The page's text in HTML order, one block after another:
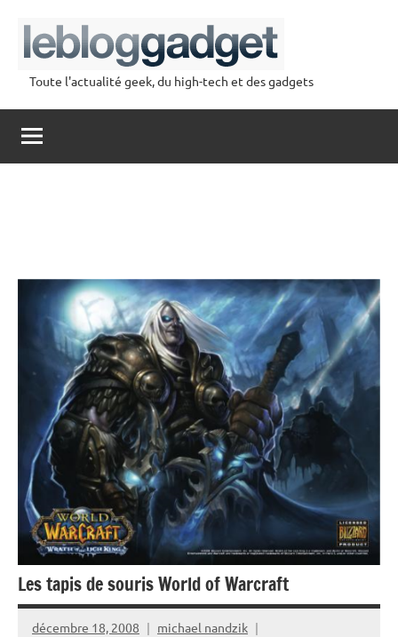
contenu
lebloggadget
Toute l'actualité geek, du high-tech et des gadgets
Les tapis de souris World of Warcraft
décembre 18, 2008
michael nandzik